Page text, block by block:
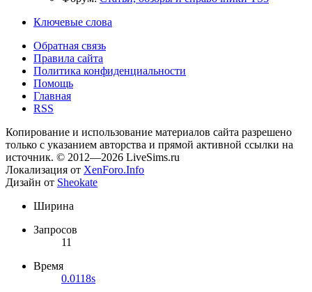
Ключевые слова
Обратная связь
Правила сайта
Политика конфиденциальности
Помощь
Главная
RSS
Копирование и использование материалов сайта разрешено
только с указанием авторства и прямой активной ссылки на
источник. © 2012—2026 LiveSims.ru
Локализация от XenForo.Info
Дизайн от Sheokate
Ширина
Запросов
11
Время
0.0118s